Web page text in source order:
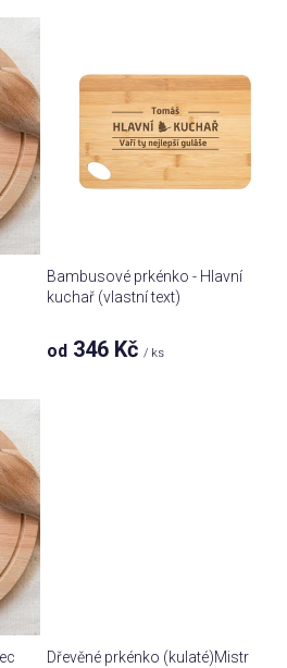
Bambusové prkénko - Hlavní
kuchař (vlastní text)
od 346 Kč/ ks
Dřevěné prkénko (kulaté)Mistr